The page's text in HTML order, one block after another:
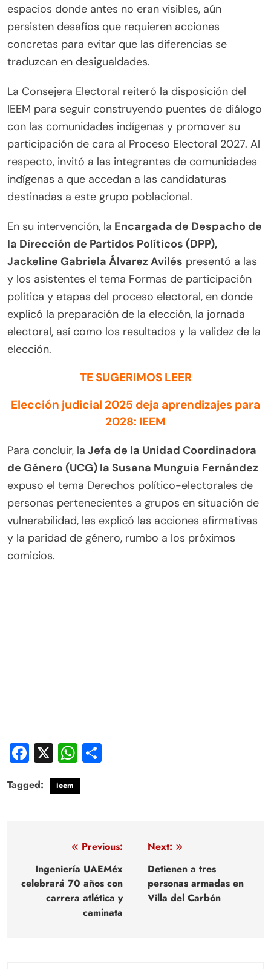
espacios donde antes no eran visibles, aún
persisten desafíos que requieren acciones
concretas para evitar que las diferencias se
traduzcan en desigualdades.
La Consejera Electoral reiteró la disposición del
IEEM para seguir construyendo puentes de diálogo
con las comunidades indígenas y promover su
participación de cara al Proceso Electoral 2027. Al
respecto, invitó a las integrantes de comunidades
indígenas a que accedan a las candidaturas
destinadas a este grupo poblacional.
En su intervención, la Encargada de Despacho de
la Dirección de Partidos Políticos (DPP),
Jackeline Gabriela Álvarez Avilés presentó a las
y los asistentes el tema Formas de participación
política y etapas del proceso electoral, en donde
explicó la preparación de la elección, la jornada
electoral, así como los resultados y la validez de la
elección.
TE SUGERIMOS LEER
Elección judicial 2025 deja aprendizajes para
2028: IEEM
Para concluir, la Jefa de la Unidad Coordinadora
de Género (UCG) la Susana Munguia Fernández
expuso el tema Derechos político-electorales de
personas pertenecientes a grupos en situación de
vulnerabilidad, les explicó las acciones afirmativas
y la paridad de género, rumbo a los próximos
comicios.
Facebook
X WhatsApp
Tagged: ieem
Navegación
de
entradas
Previous:
Ingeniería UAEMéx
celebrará 70 años con
carrera atlética y
caminata
Next:
Detienen a tres
personas armadas en
Villa del Carbón